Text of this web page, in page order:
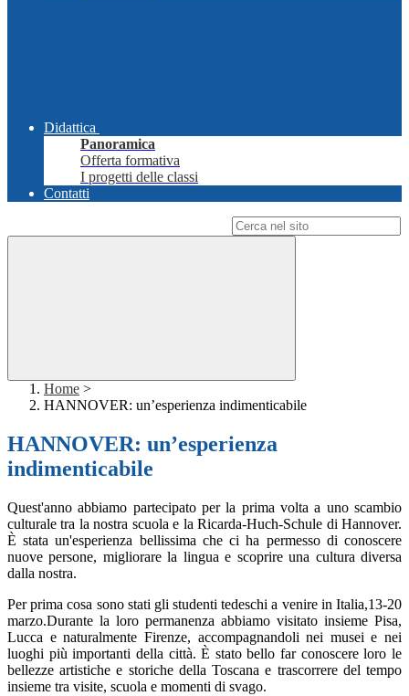
Didattica
Panoramica
Offerta formativa
I progetti delle classi
Contatti
Home >
HANNOVER: un’esperienza indimenticabile
HANNOVER: un’esperienza
indimenticabile
Quest'anno abbiamo partecipato per la prima volta a uno scambio
culturale tra la nostra scuola e la Ricarda-Huch-Schule di Hannover.
È stata un'esperienza bellissima che ci ha permesso di conoscere
nuove persone, migliorare la lingua e scoprire una cultura diversa
dalla nostra.
Per prima cosa sono stati gli studenti tedeschi a venire in Italia,13-20
marzo.Durante la loro permanenza abbiamo visitato insieme Pisa,
Lucca e naturalmente Firenze, accompagnandoli nei musei e nei
luoghi più importanti della città. È stato bello far conoscere loro le
bellezze artistiche e storiche della Toscana e trascorrere del tempo
insieme tra visite, scuola e momenti di svago.